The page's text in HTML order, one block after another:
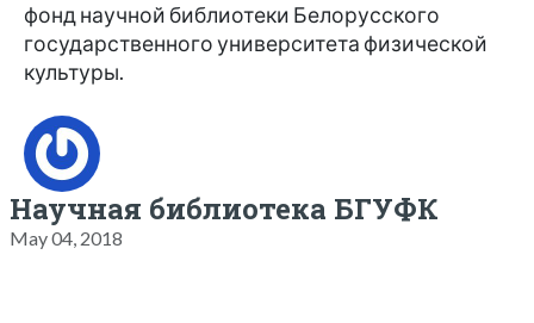
фонд научной библиотеки Белорусского
государственного университета физической
культуры.
Научная библиотека БГУФК
May 04, 2018